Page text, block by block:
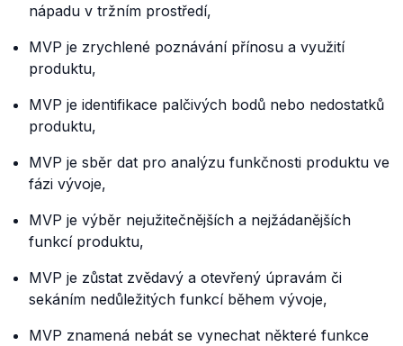
nápadu v tržním prostředí,
MVP je zrychlené poznávání přínosu a využití
produktu,
MVP je identifikace palčivých bodů nebo nedostatků
produktu,
MVP je sběr dat pro analýzu funkčnosti produktu ve
fázi vývoje,
MVP je výběr nejužitečnějších a nejžádanějších
funkcí produktu,
MVP je zůstat zvědavý a otevřený úpravám či
sekáním nedůležitých funkcí během vývoje,
MVP znamená nebát se vynechat některé funkce